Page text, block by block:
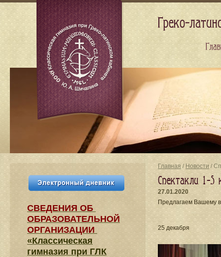
Главная / Новости /
Спектакли 1-5
27.01.2020
Предлагаем Вашему
25 декабря
СВЕДЕНИЯ​ ОБ
ОБРАЗОВАТЕЛЬНОЙ
ОРГАНИЗАЦИИ
«Классическая
гимназия при ГЛК
Греко-